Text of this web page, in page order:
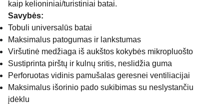
kaip kelioniniai/turistiniai batai.
Savybės:
Tobuli universalūs batai
Maksimalus patogumas ir lankstumas
Viršutinė medžiaga iš aukštos kokybės mikropluošto
Sustiprinta pirštų ir kulnų sritis, neslidžia guma
Perforuotas vidinis pamušalas geresnei ventiliacijai
Maksimalus išorinio pado sukibimas su neslystančiu
įdėklu